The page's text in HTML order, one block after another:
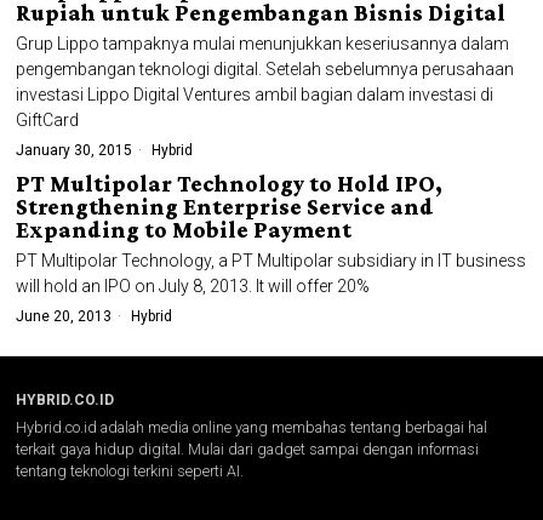
Rupiah untuk Pengembangan Bisnis Digital
Grup Lippo tampaknya mulai menunjukkan keseriusannya dalam
pengembangan teknologi digital. Setelah sebelumnya perusahaan
investasi Lippo Digital Ventures ambil bagian dalam investasi di
GiftCard
January 30, 2015 Hybrid
PT Multipolar Technology to Hold IPO,
Strengthening Enterprise Service and
Expanding to Mobile Payment
PT Multipolar Technology, a PT Multipolar subsidiary in IT business
will hold an IPO on July 8, 2013. It will offer 20%
June 20, 2013 Hybrid
HYBRID.CO.ID
Hybrid.co.id adalah media online yang membahas tentang berbagai hal
terkait gaya hidup digital. Mulai dari gadget sampai dengan informasi
tentang teknologi terkini seperti AI.